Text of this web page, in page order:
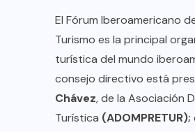
El Fórum Iberoamericano
Turismo es la principal
turística del mundo
consejo directivo está
Chávez, de la Asociación
Turística (ADOMPRETUR);